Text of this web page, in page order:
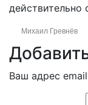
действительно
Михаил Гревнёв
Ваш адрес